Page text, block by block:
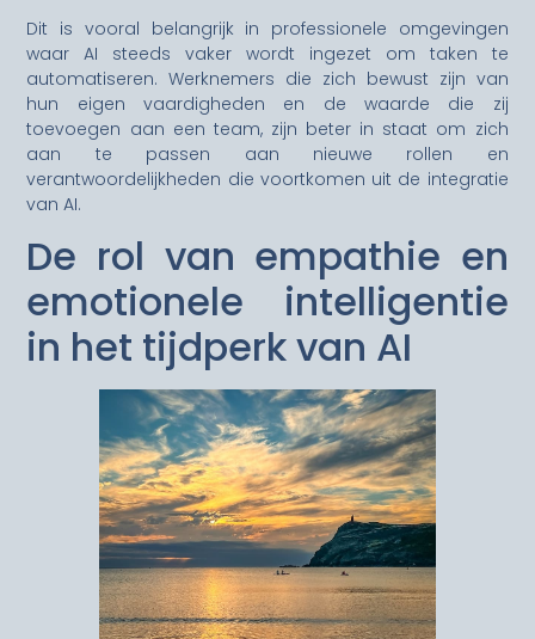
Dit is vooral belangrijk in professionele omgevingen
waar AI steeds vaker wordt ingezet om taken te
automatiseren. Werknemers die zich bewust zijn van
hun eigen vaardigheden en de waarde die zij
toevoegen aan een team, zijn beter in staat om zich
aan te passen aan nieuwe rollen en
verantwoordelijkheden die voortkomen uit de integratie
van AI.
De rol van empathie en
emotionele intelligentie
in het tijdperk van AI